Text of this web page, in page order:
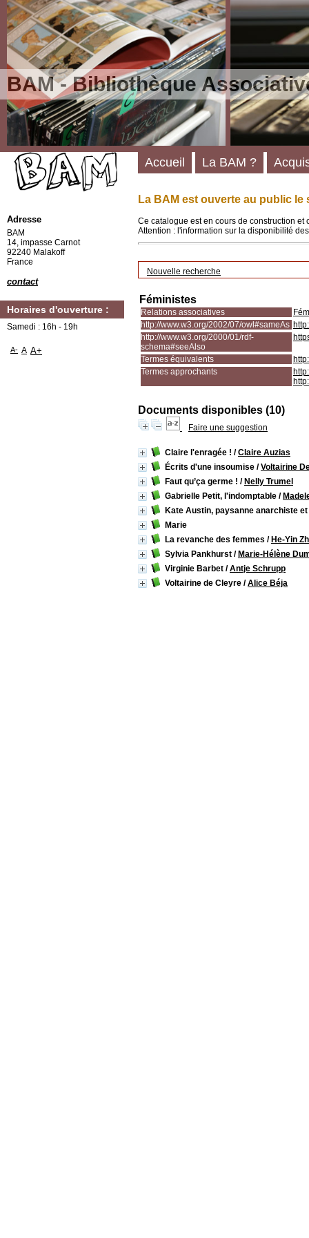
BAM - Bibliothèque
La BAM est ouverte au public le
Ce catalogue est en cours de construction
Attention : l'information sur la disponibilité
Nouvelle recherche
Féministes
Relations associatives
http://www.w3.org/2002/07/owl#sameAs
http://www.w3.org/2000/01/rdf-
schema#seeAlso
Termes équivalents
Termes approchants
Documents disponibles (10)
Faire une suggestion
Claire l'enragée ! /Claire Auzias
Écrits d'une insoumise /Voltairine
Faut qu’ça germe ! / Nelly Trumel
Gabrielle Petit, l'indomptable /
Kate Austin, paysanne anarchiste
Marie
La revanche des femmes / He-Yin
Sylvia Pankhurst / Marie-Hélène
Virginie Barbet /Antje Schrupp
Voltairine de Cleyre /Alice Béja
Accueil La BAM ?
Adresse
BAM
14, impasse Carnot
92240 Malakoff
France
contact
Horaires d'ouverture :
Samedi : 16h - 19h
A- A A+